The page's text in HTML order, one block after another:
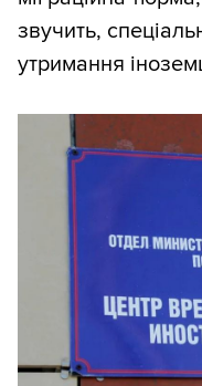
звучить,
утримання